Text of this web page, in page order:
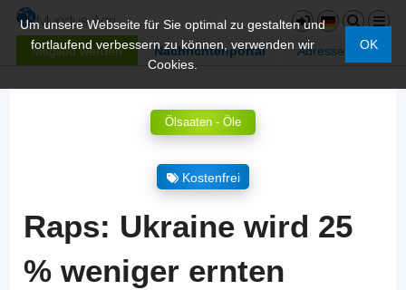
Mitglied werden Nachrichtenportal Adressen
Um unsere Webseite für Sie optimal zu gestalten und
fortlaufend verbessern zu können, verwenden wir
Cookies.
OK
Ölsaaten - Öle
Kostenfrei
Raps: Ukraine wird 25
% weniger ernten